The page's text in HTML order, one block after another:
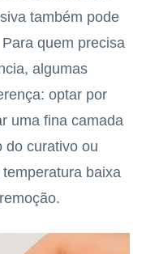
também pode
quem precisa
algumas
optar por
uma fina camada
do curativo ou
baixa